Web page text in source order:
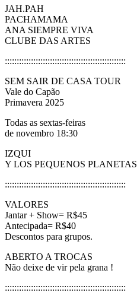
JAH.PAH
PACHAMAMA
ANA SIEMPRE VIVA
CLUBE DAS ARTES
:::::::::::::::::::::::::::::::::::::::::::::::::::
SEM SAIR DE CASA TOUR
Vale do Capão
Primavera 2025
Todas as sextas-feiras
de novembro 18:30
IZQUI
Y LOS PEQUENOS PLANETAS
:::::::::::::::::::::::::::::::::::::::::::::::::::
VALORES
Jantar + Show= R$45
Antecipada= R$40
Descontos para grupos.
ABERTO A TROCAS
Não deixe de vir pela grana !
:::::::::::::::::::::::::::::::::::::::::::::::::::